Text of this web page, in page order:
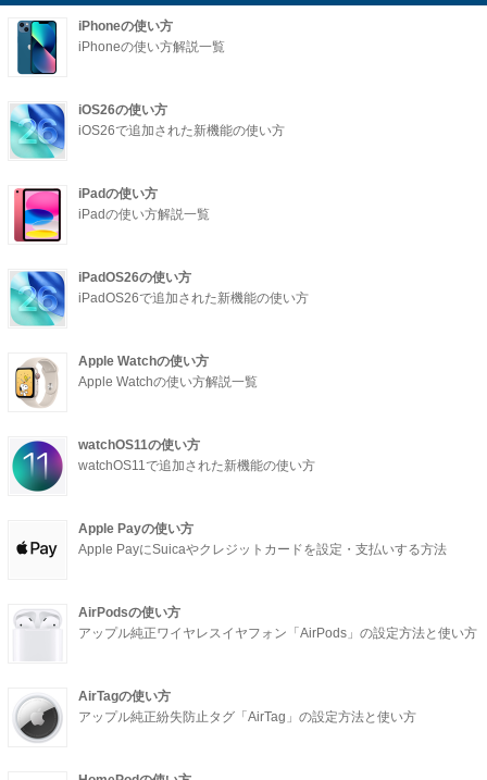
iPhoneの使い方
iPhoneの使い方解説一覧
iOS26の使い方
iOS26で追加された新機能の使い方
iPadの使い方
iPadの使い方解説一覧
iPadOS26の使い方
iPadOS26で追加された新機能の使い方
Apple Watchの使い方
Apple Watchの使い方解説一覧
watchOS11の使い方
watchOS11で追加された新機能の使い方
Apple Payの使い方
Apple PayにSuicaやクレジットカードを設定・支払いする方法
AirPodsの使い方
アップル純正ワイヤレスイヤフォン「AirPods」の設定方法と使い方
AirTagの使い方
アップル純正紛失防止タグ「AirTag」の設定方法と使い方